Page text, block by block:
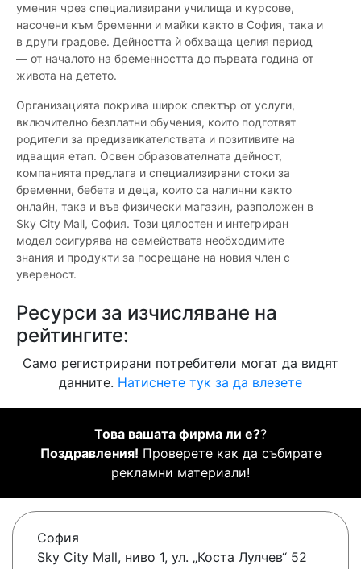
умения чрез специализирани училища и курсове,
насочени към бременни и майки както в София, така и
в други градове. Дейността ѝ обхваща целия период
— от началото на бременността до първата година от
живота на детето.
Организацията покрива широк спектър от услуги,
включително безплатни обучения, които подготвят
родители за предизвикателствата и позитивите на
идващия етап. Освен образователната дейност,
компанията предлага и специализирани стоки за
бременни, бебета и деца, които са налични както
онлайн, така и във физически магазин, разположен в
Sky City Mall, София. Този цялостен и интегриран
модел осигурява на семействата необходимите
знания и продукти за посрещане на новия член с
увереност.
Ресурси за изчисляване на
рейтингите:
Само регистрирани потребители могат да видят
данните. Натиснете тук за да влезете
Това вашата фирма ли е??
Поздравления! Проверете как да събирате
рекламни материали!
София
Sky City Mall, ниво 1, ул. „Коста Лулчев“ 52